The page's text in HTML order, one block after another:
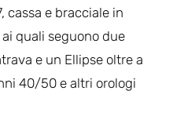
cassa e bracciale in
quali seguono due
e un Ellipse oltre a
40/50 e altri orologi